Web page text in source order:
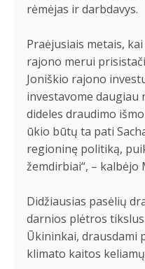
rėmėjas ir darbdavys.
Praėjusiais metais,
rajono merui
Joniškio rajono
investavome daugiau
dideles draudimo
ūkio būtų ta pati
regioninę politiką,
žemdirbiai“, – kalbėjo
Didžiausias pasėlių
darnios plėtros
Ūkininkai, drausdami
klimato kaitos